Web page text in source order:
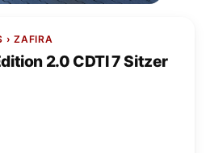
› ZAFIRA
2.0 CDTI 7 Sitzer